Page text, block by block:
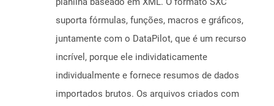
suporta fórmulas, funções, macros e gráficos,
juntamente com o DataPilot, que é um recurso
incrível, porque ele individaticamente
individualmente e fornece resumos de dados
importados brutos. Os arquivos criados com